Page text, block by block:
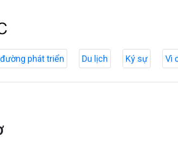
phát triển Du lịch Ký sự Vì